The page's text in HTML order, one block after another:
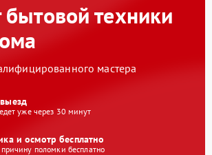
техники
мастера
уже через 30 минут
и осмотр бесплатно
поломки бесплатно